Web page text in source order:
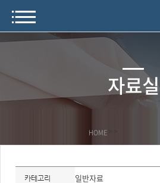
자료실
HOME > >
자
카테고리 일반자료